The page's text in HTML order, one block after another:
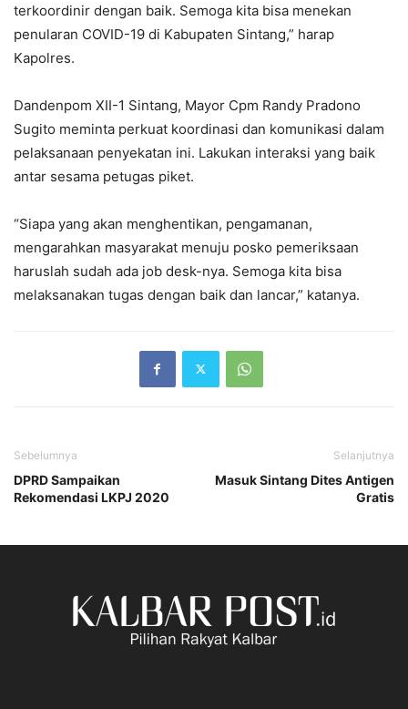
terkoordinir dengan baik. Semoga kita bisa menekan
penularan COVID-19 di Kabupaten Sintang,” harap
Kapolres.
Dandenpom XII-1 Sintang, Mayor Cpm Randy Pradono
Sugito meminta perkuat koordinasi dan komunikasi dalam
pelaksanaan penyekatan ini. Lakukan interaksi yang baik
antar sesama petugas piket.
“Siapa yang akan menghentikan, pengamanan,
mengarahkan masyarakat menuju posko pemeriksaan
haruslah sudah ada job desk-nya. Semoga kita bisa
melaksanakan tugas dengan baik dan lancar,” katanya.
Sebelumnya
DPRD Sampaikan
Rekomendasi LKPJ 2020
Selanjutnya
Masuk Sintang Dites Antigen
Gratis